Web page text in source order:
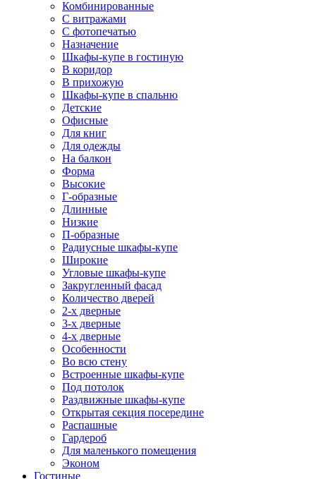
Комбинированные
С витражами
С фотопечатью
Назначение
Шкафы-купе в гостиную
В коридор
В прихожую
Шкафы-купе в спальню
Детские
Офисные
Для книг
Для одежды
На балкон
Форма
Высокие
Г-образные
Длинные
Низкие
П-образные
Радиусные шкафы-купе
Широкие
Угловые шкафы-купе
Закругленный фасад
Количество дверей
2-х дверные
3-х дверные
4-х дверные
Особенности
Во всю стену
Встроенные шкафы-купе
Под потолок
Раздвижные шкафы-купе
Открытая секция посередине
Распашные
Гардероб
Для маленького помещения
Эконом
Гостиные